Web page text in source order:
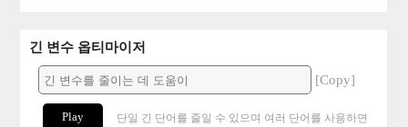
긴 변수 옵티마이저
[Copy]
Play
단일 긴 단어를 줄일 수 있으며 여러 단어를 사용하면